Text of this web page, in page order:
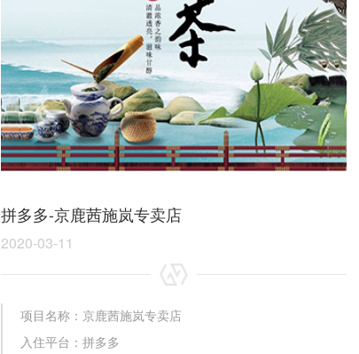
拼多多-京鹿茜施岚专卖店
2020-03-11
项目名称：京鹿茜施岚专卖店
入住平台：拼多多